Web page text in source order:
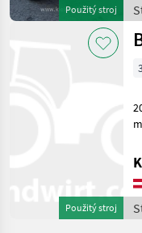
Sklapacie
Mecalac
Použitý stroj
Použitý stroj
20
m3